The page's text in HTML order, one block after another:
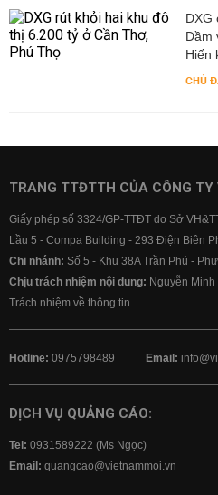
DXG
Dầm
Hiến
CHỦ
TRANG TTĐTTH CỦA CÔNG TY
Giấy phép số 3324/GP-TTĐT do Sở
Lầu 5 - Compa Building - 293 Điện Biên
Chi nhánh: Số 5 - Khu 38A Trần Phú -
Chịu trách nhiệm nội dung: Nguyễn Minh
Trách nhiệm về thông tin
Hotline: 0975798489 Email:
DỊCH VỤ QUẢNG CÁO:
Tel: 0931589222 (Ms Ngọc)
Email: quangcao@vietnammoi.vn